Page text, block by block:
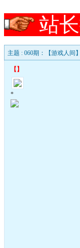
站
主题 : 060期：【游戏人
【 】
*